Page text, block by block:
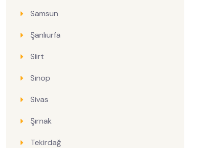
Samsun
Şanlıurfa
Siirt
Sinop
Sivas
Şırnak
Tekirdağ